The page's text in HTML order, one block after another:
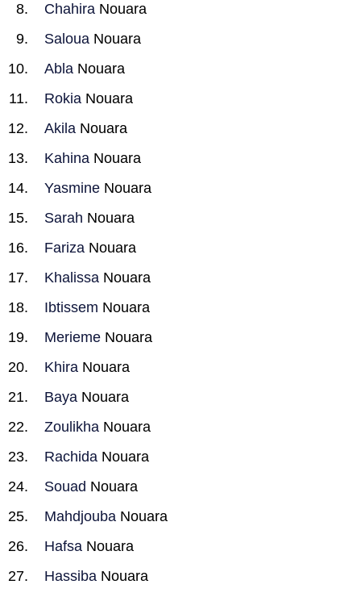
Chahira Nouara
Saloua Nouara
Abla Nouara
Rokia Nouara
Akila Nouara
Kahina Nouara
Yasmine Nouara
Sarah Nouara
Fariza Nouara
Khalissa Nouara
Ibtissem Nouara
Merieme Nouara
Khira Nouara
Baya Nouara
Zoulikha Nouara
Rachida Nouara
Souad Nouara
Mahdjouba Nouara
Hafsa Nouara
Hassiba Nouara